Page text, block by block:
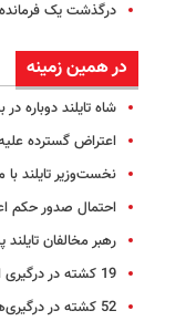
درگذشت یک
در همین زمینه
شاه تایلند دوباره
اعتراض گسترده
نخست‌وزیر تایلند
احتمال صدور حکم
رهبر مخالفان
19 کشته در درگیری ارتش تایلند با مخالفان
52 کشته در درگیری‌های اخیر تایلند